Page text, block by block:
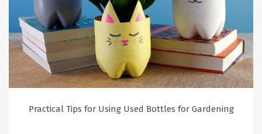
Practical Tips for Using Used Bottles for Gardening